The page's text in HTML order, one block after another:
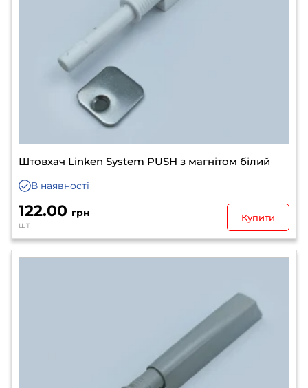
Штовхач Linken System PUSH з магнітом білий
В наявності
122.00 грн
шт
Купити